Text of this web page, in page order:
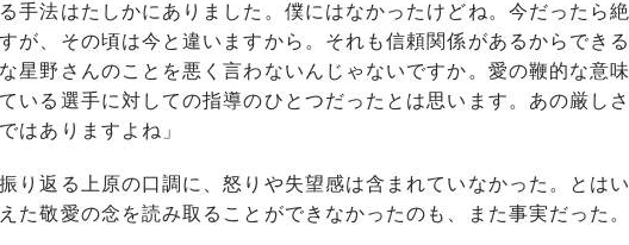
手法はたしかにありました。僕にはなかったけどね。今だったら絶
が、その頃は今と違いますから。それも信頼関係があるからできる
星野さんのことを悪く言わないんじゃないですか。愛の鞭的な意味
いる選手に対しての指導のひとつだったとは思います。あの厳しさ
はありますよね」
り返る上原の口調に、怒りや失望感は含まれていなかった。とはい
た敬愛の念を読み取ることができなかったのも、また事実だった。